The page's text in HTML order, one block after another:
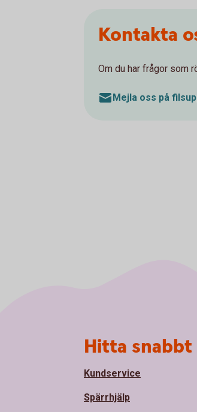
Kontakta
Om du har frågor som
Mejla oss på
Hitta snabbt
Kundservice
Spärrhjälp